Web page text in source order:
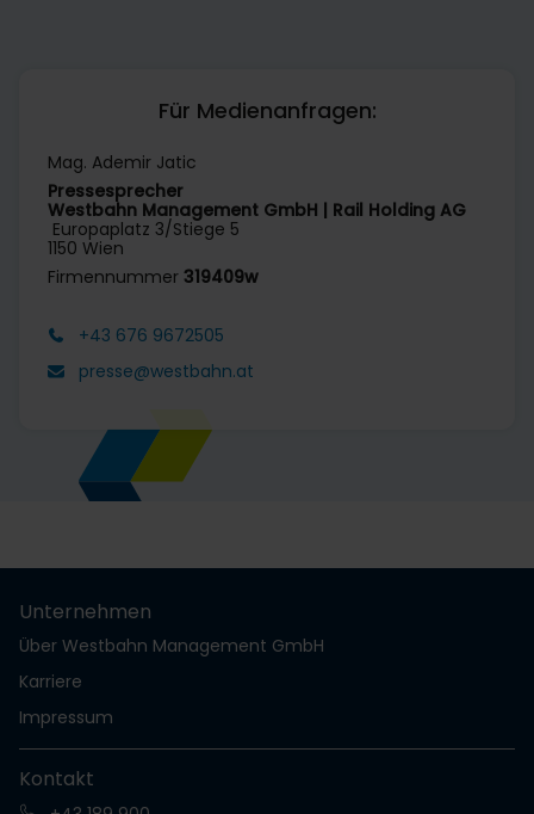
Für Medienanfragen:
Mag. Ademir Jatic
Pressesprecher
Westbahn Management GmbH | Rail Holding AG
Europaplatz 3/Stiege 5
1150 Wien
Firmennummer 319409w
+43 676 9672505
presse@westbahn.at
Unternehmen
Über Westbahn Management GmbH
Karriere
Impressum
Kontakt